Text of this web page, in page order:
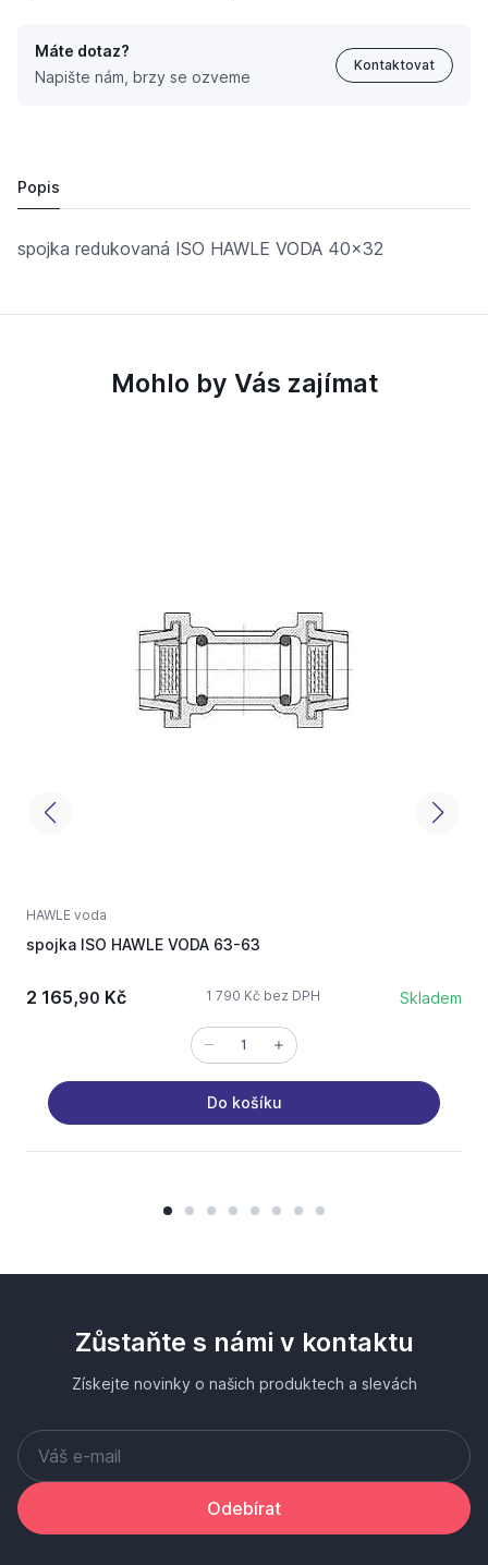
Máte dotaz?
Napište nám, brzy se ozveme
Kontaktovat
Popis
spojka redukovaná ISO HAWLE VODA 40x32
Mohlo by Vás zajímat
HAWLE voda
spojka ISO HAWLE VODA 63-63
2 165,90 Kč 1 790 Kč bez DPH Skladem
Do košíku
Zůstaňte s námi v kontaktu
Získejte novinky o našich produktech a slevách
Odebírat